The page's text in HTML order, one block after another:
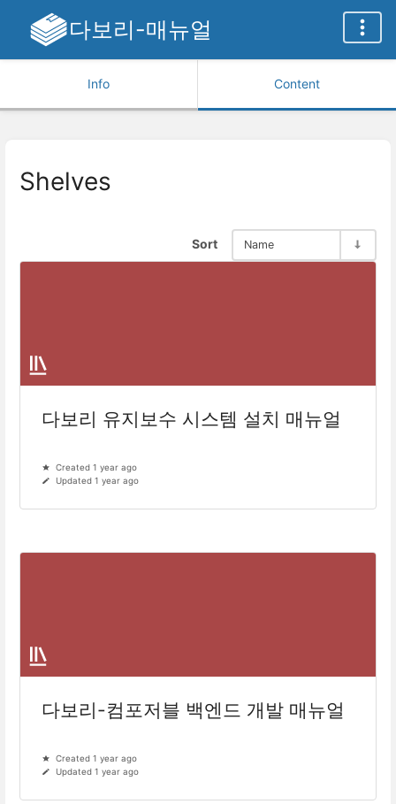
다보리-매뉴얼
Info Content
Shelves
Sort Name
다보리 유지보수 시스템 설치 매뉴얼
Created 1 year ago
Updated 1 year ago
다보리-컴포저블 백엔드 개발 매뉴얼
Created 1 year ago
Updated 1 year ago